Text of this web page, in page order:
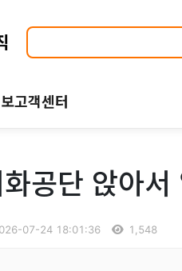
고객센터
공단 앉아
07-24 18:01:36 1,548